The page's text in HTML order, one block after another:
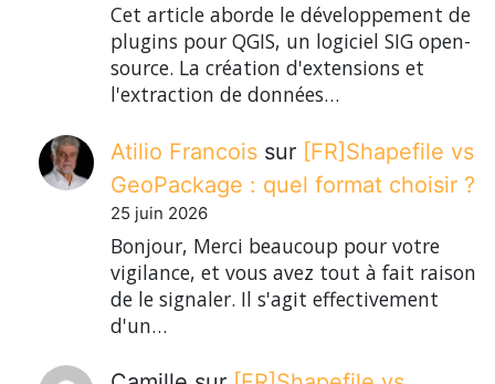
Cet article aborde le développement de
plugins pour QGIS, un logiciel SIG open-
source. La création d'extensions et
l'extraction de données…
Atilio Francois sur [FR]Shapefile vs
GeoPackage : quel format choisir ?
25 juin 2026
Bonjour, Merci beaucoup pour votre
vigilance, et vous avez tout à fait raison
de le signaler. Il s'agit effectivement
d'un…